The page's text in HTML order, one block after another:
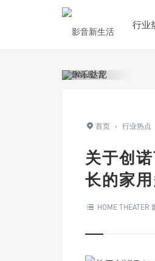
行业
首页 › 行业热点
关于创
长的家
HOME THEATER